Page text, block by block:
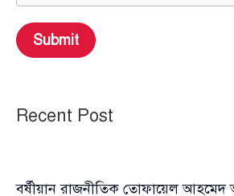
Submit
Recent Post
বর্ষীয়ান রাজনীতিক তোফায়েল